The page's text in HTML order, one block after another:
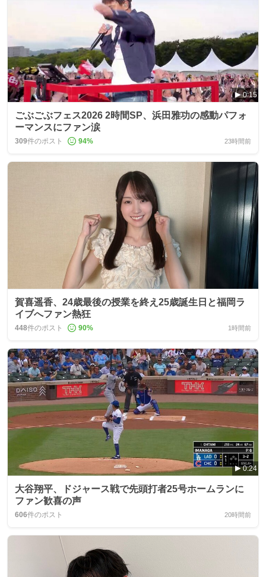
0:15
ごぶごぶフェス2026 2時間SP、浜田雅功の感動パフォ
ーマンスにファン涙
309件のポスト 94% 23時間前
賀喜遥香、24歳最後の授業を終え25歳誕生日と福岡ラ
イブへファン熱狂
448件のポスト 90% 1時間前
0:24
大谷翔平、ドジャース戦で先頭打者25号ホームランに
ファン歓喜の声
606件のポスト 20時間前